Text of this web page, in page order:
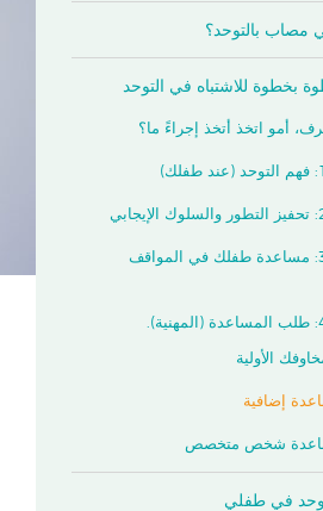
مصاب بالتوحد؟
بخطوة للاشتباه في التوحد
أمو اتخذ أتخذ إجراءً ما؟
الخطوة 3: مساعدة طفلك في المواقف
الأولية
إضافية
شخص متخصص
في طفلي